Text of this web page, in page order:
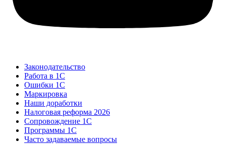
Законодательство
Работа в 1С
Ошибки 1С
Маркировка
Наши доработки
Налоговая реформа 2026
Сопровождение 1С
Программы 1С
Часто задаваемые вопросы